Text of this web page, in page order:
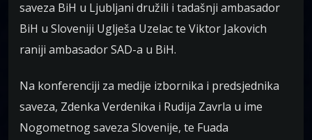
saveza BiH u Ljubljani družili i tadašnji ambasador
BiH u Sloveniji Uglješa Uzelac te Viktor Jakovich
raniji ambasador SAD-a u BiH.
Na konferenciji za medije izbornika i predsjednika
saveza, Zdenka Verdenika i Rudija Zavrla u ime
Nogometnog saveza Slovenije, te Fuada